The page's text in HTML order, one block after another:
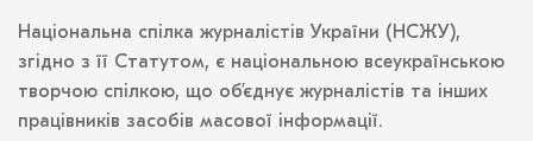
Національна спілка журналістів України (НСЖУ),
згідно з її Статутом, є національною всеукраїнською
творчою спілкою, що об’єднує журналістів та інших
працівників засобів масової інформації.